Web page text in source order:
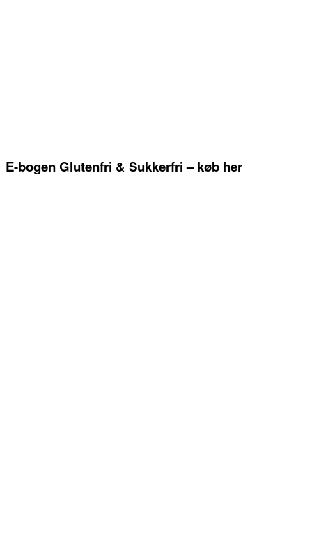
E-bogen Glutenfri & Sukkerfri – køb her